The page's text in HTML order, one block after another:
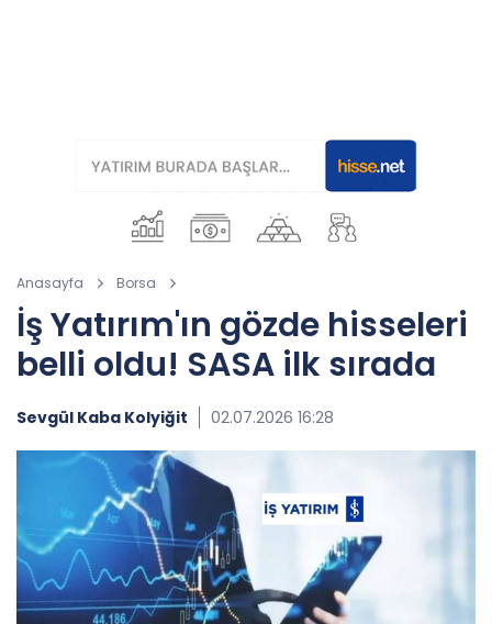
Anasayfa Borsa
İş Yatırım'ın gözde hisseleri
belli oldu! SASA ilk sırada
Sevgül Kaba Kolyiğit 02.07.2026 16:28